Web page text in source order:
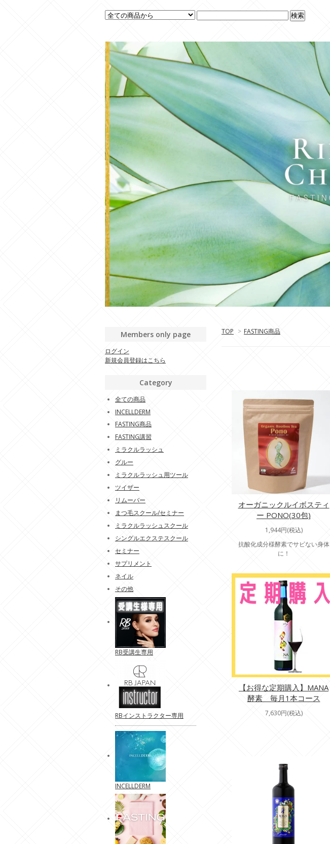
TOP > FASTING商品
オーガニックルイボスティ
ー PONO(30包)
1,944円(税込)
抗酸化成分様酵素でサビない身体
に！
【お得な定期購入】MANA
酵素 毎月1本コース
7,630円(税込)
Members only page
ログイン
新規会員登録はこちら
Category
全ての商品
INCELLDERM
FASTING商品
FASTING講習
ミラクルラッシュ
グルー
ミラクルラッシュ用ツール
ツイザー
リムーバー
まつ毛スクール/セミナー
ミラクルラッシュスクール
シングルエクステスクール
セミナー
サプリメント
ネイル
その他
RB受講生専用
RBインストラクター専用
INCELLDERM